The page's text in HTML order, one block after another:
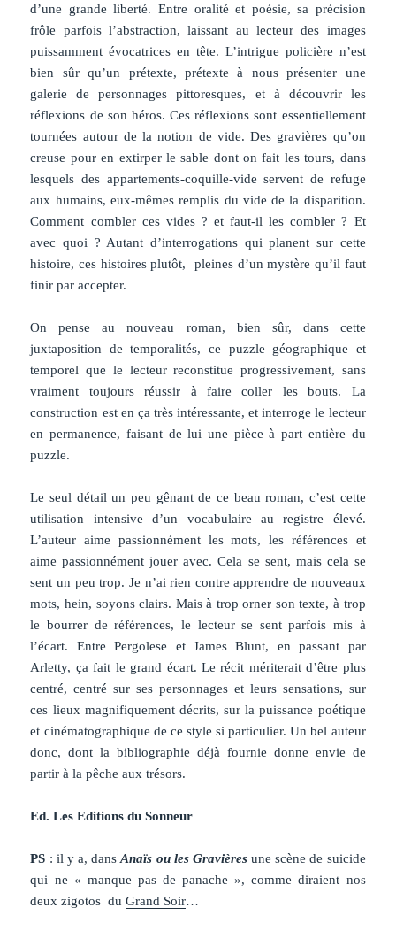
d’une grande liberté. Entre oralité et poésie, sa précision
frôle parfois l’abstraction, laissant au lecteur des images
puissamment évocatrices en tête. L’intrigue policière n’est
bien sûr qu’un prétexte, prétexte à nous présenter une
galerie de personnages pittoresques, et à découvrir les
réflexions de son héros. Ces réflexions sont essentiellement
tournées autour de la notion de vide. Des gravières qu’on
creuse pour en extirper le sable dont on fait les tours, dans
lesquels des appartements-coquille-vide servent de refuge
aux humains, eux-mêmes remplis du vide de la disparition.
Comment combler ces vides ? et faut-il les combler ? Et
avec quoi ? Autant d’interrogations qui planent sur cette
histoire, ces histoires plutôt, pleines d’un mystère qu’il faut
finir par accepter.
On pense au nouveau roman, bien sûr, dans cette
juxtaposition de temporalités, ce puzzle géographique et
temporel que le lecteur reconstitue progressivement, sans
vraiment toujours réussir à faire coller les bouts. La
construction est en ça très intéressante, et interroge le lecteur
en permanence, faisant de lui une pièce à part entière du
puzzle.
Le seul détail un peu gênant de ce beau roman, c’est cette
utilisation intensive d’un vocabulaire au registre élevé.
L’auteur aime passionnément les mots, les références et
aime passionnément jouer avec. Cela se sent, mais cela se
sent un peu trop. Je n’ai rien contre apprendre de nouveaux
mots, hein, soyons clairs. Mais à trop orner son texte, à trop
le bourrer de références, le lecteur se sent parfois mis à
l’écart. Entre Pergolese et James Blunt, en passant par
Arletty, ça fait le grand écart. Le récit mériterait d’être plus
centré, centré sur ses personnages et leurs sensations, sur
ces lieux magnifiquement décrits, sur la puissance poétique
et cinématographique de ce style si particulier. Un bel auteur
donc, dont la bibliographie déjà fournie donne envie de
partir à la pêche aux trésors.
Ed. Les Editions du Sonneur
PS : il y a, dansAnaïs ou les Gravièresune scène de suicide
qui ne « manque pas de panache », comme diraient nos
deux zigotos duGrand Soir…